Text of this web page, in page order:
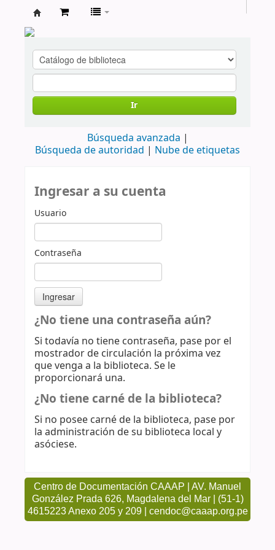
cendoc
Ir
Búsqueda avanzada
Búsqueda de autoridad
Nube de etiquetas
Ingresar a su cuenta
Usuario
Contraseña
¿No tiene una contraseña aún?
Si todavía no tiene contraseña, pase por el
mostrador de circulación la próxima vez
que venga a la biblioteca. Se le
proporcionará una.
¿No tiene carné de la biblioteca?
Si no posee carné de la biblioteca, pase por
la administración de su biblioteca local y
asóciese.
Centro de Documentación CAAAP | AV. Manuel
González Prada 626, Magdalena del Mar | (51-1)
4615223 Anexo 205 y 209 | cendoc@caaap.org.pe